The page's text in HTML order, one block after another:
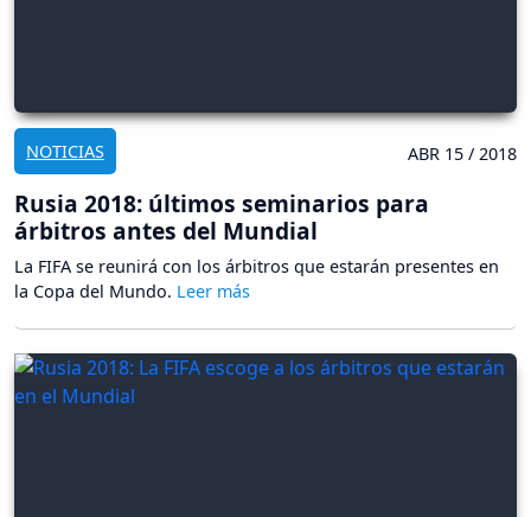
NOTICIAS ABR 15 / 2018
Rusia 2018: últimos seminarios para
árbitros antes del Mundial
La FIFA se reunirá con los árbitros que estarán presentes en
la Copa del Mundo.